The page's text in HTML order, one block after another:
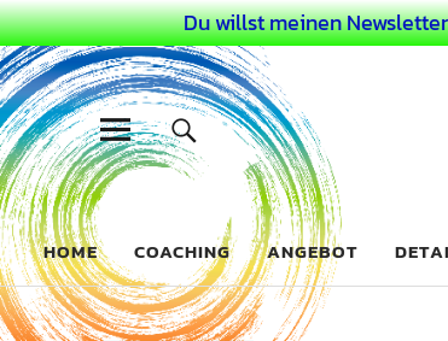
Du willst meinen
Dein
COACHING FÜR DEIN BUNTES LEBEN ALS
HOME COACHING ANGEBOT